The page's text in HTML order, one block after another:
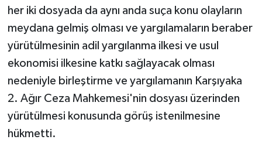
her iki dosyada da aynı anda suça konu olayların
meydana gelmiş olması ve yargılamaların beraber
yürütülmesinin adil yargılanma ilkesi ve usul
ekonomisi ilkesine katkı sağlayacak olması
nedeniyle birleştirme ve yargılamanın Karşıyaka
2. Ağır Ceza Mahkemesi'nin dosyası üzerinden
yürütülmesi konusunda görüş istenilmesine
hükmetti.